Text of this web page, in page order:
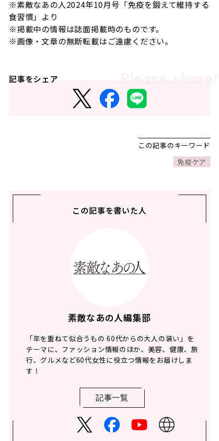
※素敵なあの人2024年10月号「免疫を鍛えて維持する
食習慣」より
※掲載中の情報は誌面掲載時のものです。
※画像・文章の無断転載はご遠慮ください。
記事をシェア
この記事のキーワード
免疫ケア
この記事を書いた人
素敵なあの人編集部
「年を重ねて似合うもの 60代からの大人の装い」を
テーマに、ファッション情報のほか、美容、健康、旅
行、グルメなど60代女性に役立つ情報をお届けしま
す！
記事一覧